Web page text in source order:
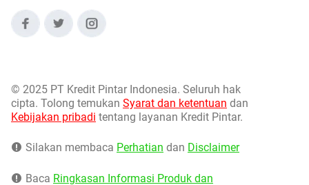
© 2025 PT Kredit Pintar Indonesia. Seluruh hak
cipta. Tolong temukan Syarat dan ketentuan dan
Kebijakan pribadi tentang layanan Kredit Pintar.
Silakan membaca Perhatian dan Disclaimer
Baca Ringkasan Informasi Produk dan